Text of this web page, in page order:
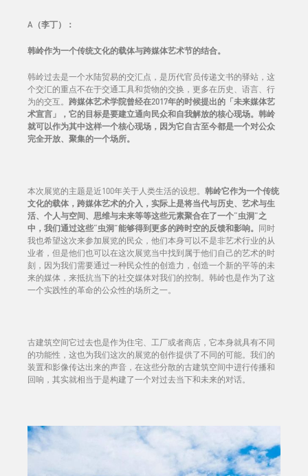
A（李丁）：
韩岭作为一个传统文化的载体与跨媒体艺术节的结合。
韩岭过去是一个水陆贸易的交汇点，是历代官员传递文书的驿站，这
个交汇的重点不在于交通工具和货物的交换，更多在历史、语言、行
为的交互。 跨媒体艺术学院曾经在2017年的时候提出的「未来媒体艺
术宣言」，它的目标是要建立通向民众和自我解放的核心现场。韩岭
就可以作为其中这样一个核心现场，因为它自古至今都是一个对公众
完全开放、聚集的一个场所。
本次展览的主题是近100年关于人类生活的设想。 韩岭它作为一个传统
文化的载体，跨媒体艺术的介入，实际上是将当代与历史、艺术与生
活、个人与空间、思维与未来等等这些元素聚合在了一个“虫洞”之
中，我们通过这些“虫洞”能够得到更多的跨时空的反馈和影响。 同时
我也希望这次来参加展览的民众，他们本身可以不是非艺术行业的从
业者，但是他们也可以在这次展览当中找到属于他们自己的艺术的时
刻，因为我们需要通过一种民众性的创造力，创造一个新的平等的未
来的媒体，来抵抗当下的社交媒体对我们的控制。韩岭也是作为了这
一个实践性的革命的公众性的场所之一。
古建筑空间它过去也是作为住宅、工厂或者商店，它本身就具有不同
的功能性，这也为我们这次的展览的创作提供了不同的可能。我们的
装置和影像传达出来的声音，在这些分散的古建筑空间中进行传播和
回响，其实就相当于是构建了一个对过去当下和未来的对话。